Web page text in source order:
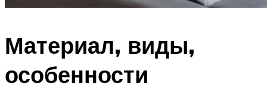
Материал, виды,
особенности